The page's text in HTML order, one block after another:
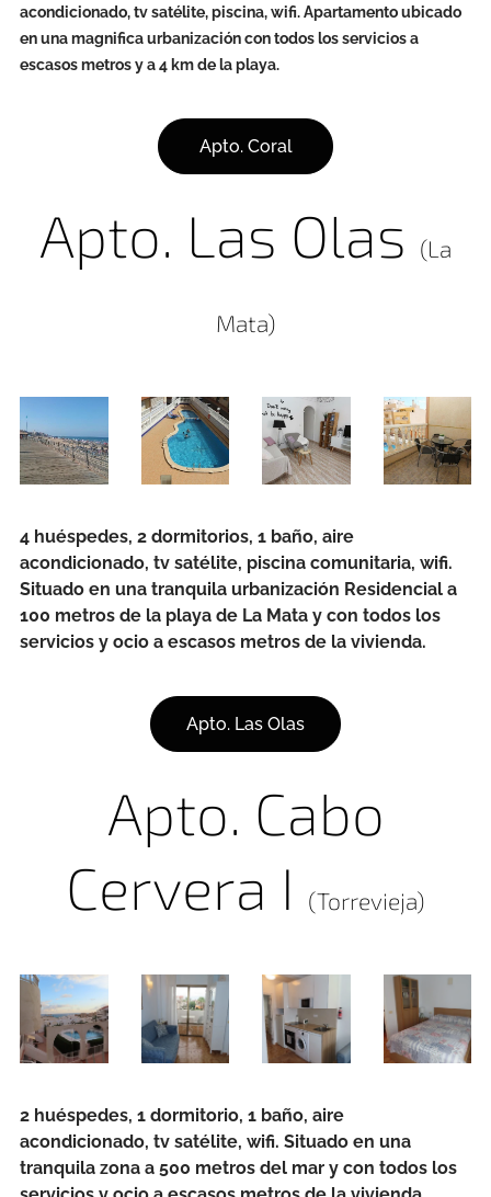
acondicionado, tv satélite, piscina, wifi. Apartamento ubicado
en una magnifica urbanización con todos los servicios a
escasos metros y a 4 km de la playa.
Apto. Coral
Apto. Las Olas (La
Mata)
4 huéspedes, 2 dormitorios, 1 baño, aire
acondicionado, tv satélite, piscina comunitaria, wifi.
Situado en una tranquila urbanización Residencial a
100 metros de la playa de La Mata y con todos los
servicios y ocio a escasos metros de la vivienda.
Apto. Las Olas
Apto. Cabo
Cervera I
(Torrevieja)
2 huéspedes, 1 dormitorio, 1 baño, aire
acondicionado, tv satélite, wifi. Situado en una
tranquila zona a 500 metros del mar y con todos los